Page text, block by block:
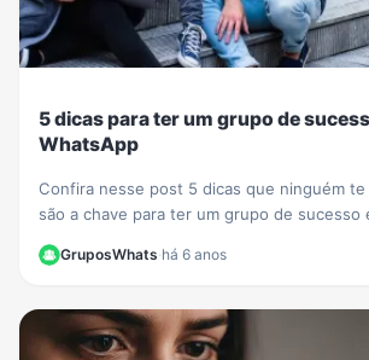
5 dicas para ter um grupo de
WhatsApp
Confira nesse post 5 dicas que ninguém te
são a chave para ter um grupo de sucesso
GruposWhats·há 6 anos